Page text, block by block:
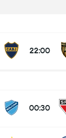
22:00
00:30